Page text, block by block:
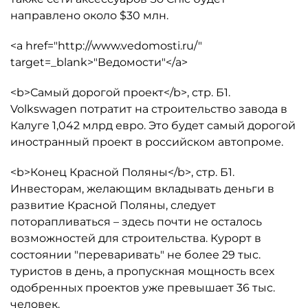
направлено около $30 млн.
<a href="http://www.vedomosti.ru/"
target=_blank>"Ведомости"</a>
<b>Самый дорогой проект</b>, стр. Б1.
Volkswagen потратит на строительство завода в
Калуге 1,042 млрд евро. Это будет самый дорогой
иностранный проект в российском автопроме.
<b>Конец Красной Поляны</b>, стр. Б1.
Инвесторам, желающим вкладывать деньги в
развитие Красной Поляны, следует
поторапливаться – здесь почти не осталось
возможностей для строительства. Курорт в
состоянии "переваривать" не более 29 тыс.
туристов в день, а пропускная мощность всех
одобренных проектов уже превышает 36 тыс.
человек.